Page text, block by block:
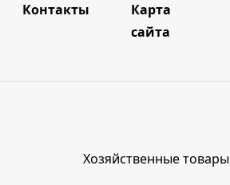
Контакты
Карта
сайта
Хозяйственные товары